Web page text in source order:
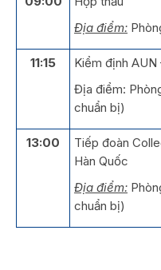
Địa điểm:
11:15
Kiểm định
Địa điểm:
chuẩn bị)
13:00
Tiếp đoàn
Hàn Quốc
Địa điểm:
chuẩn bị)